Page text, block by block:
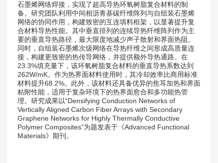
石墨烯网络焊接，实现了超高导热环氧树脂复合材料的制
备。研究团队利用中间相沥青基碳纤维阵列与自组装石墨烯
网络的协同作用，构建致密的互连填料框架，以显著提升复
合材料导热性能。其中垂直排列的连续导热纤维阵列作为主
要的垂直导热路径，最大限度地减少声子散射和界面热阻。
同时，自组装石墨烯次级网络在导热纤维之间形成高质量连
接，构建更致密的热传导网络，并提供额外导热通路。在
23.3%填充量下，该环氧树脂复合材料的垂直导热系数达到
262W/mK。作为热界面材料使用时，其冷却效率比商用标准
材料提升68.2%。此外，该材料还具备优异的焦耳加热和界面
粘附性能，适用于复杂环境下的热界面愈合和多功能热管
理。研究成果以“Densifying Conduction Networks of
Vertically Aligned Carbon Fiber Arrays with Secondary
Graphene Networks for Highly Thermally Conductive
Polymer Composites”为题发表于《Advanced Functional
Materials》期刊。